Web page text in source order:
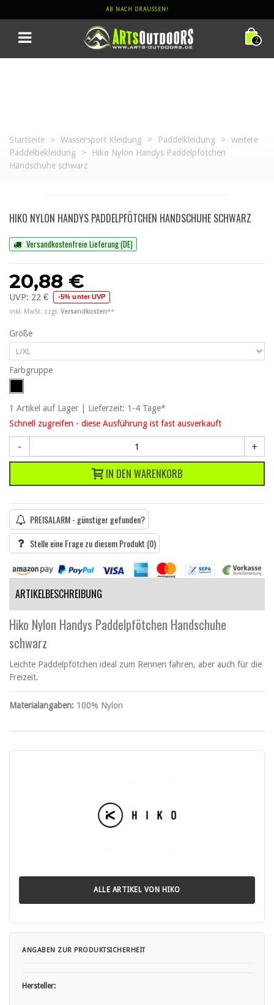
AB NACH DRAUSSEN!
2
Startseite > Wassersport Kleidung > Paddelkleidung >
weitere
Paddelbekleidung
>
Hiko Nylon Handys Paddelpfötchen
Handschuhe schwarz
HIKO NYLON HANDYS PADDELPFÖTCHEN HANDSCHUHE SCHWARZ
Versandkostenfreie Lieferung (DE)
20,88 €
UVP: 22 € -5% unter UVP
inkl. MwSt. zzgl. Versandkosten**
Größe
Farbgruppe
1 Artikel auf Lager | Lieferzeit: 1-4 Tage*
Schnell zugreifen - diese Ausführung ist fast ausverkauft
- +
IN DEN WARENKORB
PREISALARM - günstiger gefunden?
Stelle eine Frage zu diesem Produkt (0)
ARTIKELBESCHREIBUNG
Hiko Nylon Handys Paddelpfötchen Handschuhe
schwarz
Leichte Paddelpfötchen ideal zum Rennen fahren, aber auch für die
Freizeit.
Materialangaben: 100% Nylon
ALLE ARTIKEL VON HIKO
ANGABEN ZUR PRODUKTSICHERHEIT
Hersteller: